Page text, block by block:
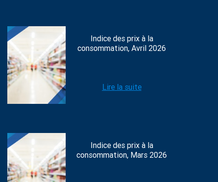
Indice des prix à la
consommation, Avril 2026
Lire la suite
Indice des prix à la
consommation, Mars 2026